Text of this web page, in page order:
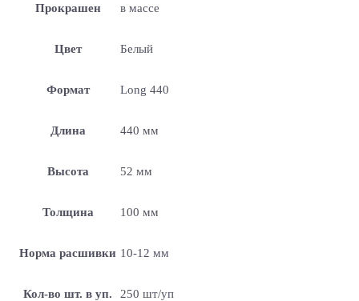
Прокрашен в массе
Цвет Белый
Формат Long 440
Длина 440 мм
Высота 52 мм
Толщина 100 мм
Норма расшивки 10-12 мм
Кол-во шт. в уп. 250 шт/уп